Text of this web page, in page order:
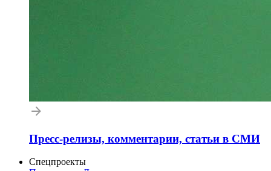
Пресс-релизы, комментарии, статьи в СМИ
Спецпроекты